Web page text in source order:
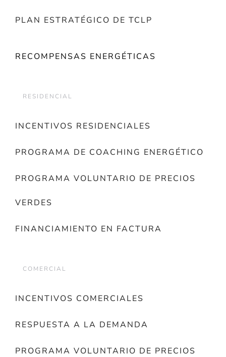
PLAN ESTRATÉGICO DE TCLP
RECOMPENSAS ENERGÉTICAS
RESIDENCIAL
INCENTIVOS RESIDENCIALES
PROGRAMA DE COACHING ENERGÉTICO
PROGRAMA VOLUNTARIO DE PRECIOS
VERDES
FINANCIAMIENTO EN FACTURA
COMERCIAL
INCENTIVOS COMERCIALES
RESPUESTA A LA DEMANDA
PROGRAMA VOLUNTARIO DE PRECIOS